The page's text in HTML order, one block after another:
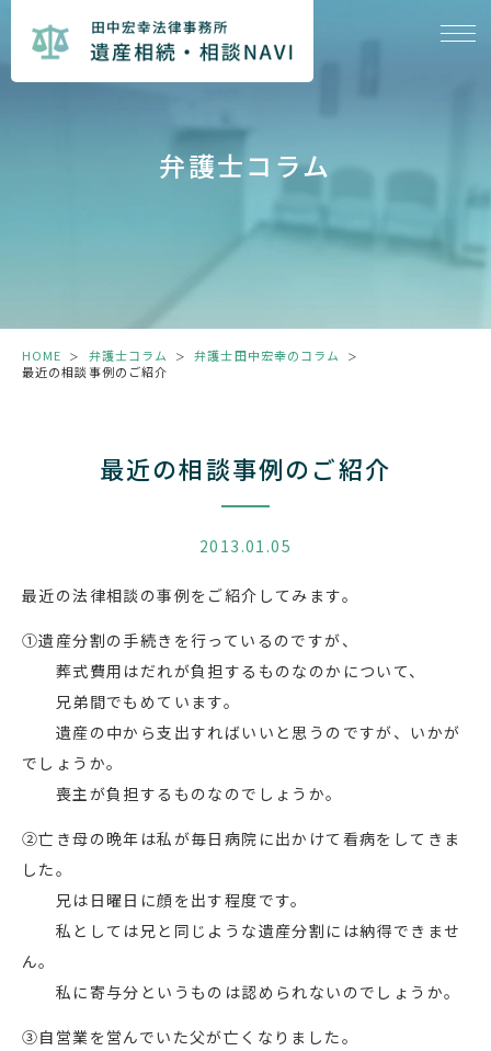
弁護士コラム
HOME ＞ 弁護士コラム ＞ 弁護士田中宏幸のコラム ＞
最近の相談事例のご紹介
最近の相談事例のご紹介
2013.01.05
最近の法律相談の事例をご紹介してみます。
①遺産分割の手続きを行っているのですが、
葬式費用はだれが負担するものなのかについて、
兄弟間でもめています。
遺産の中から支出すればいいと思うのですが、いかが
でしょうか。
喪主が負担するものなのでしょうか。
②亡き母の晩年は私が毎日病院に出かけて看病をしてきま
した。
兄は日曜日に顔を出す程度です。
私としては兄と同じような遺産分割には納得できませ
ん。
私に寄与分というものは認められないのでしょうか。
③自営業を営んでいた父が亡くなりました。